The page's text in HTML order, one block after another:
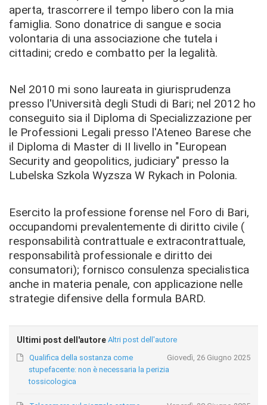
aperta, trascorrere il tempo libero con la mia
famiglia. Sono donatrice di sangue e socia
volontaria di una associazione che tutela i
cittadini; credo e combatto per la legalità.
Nel 2010 mi sono laureata in giurisprudenza
presso l'Università degli Studi di Bari; nel 2012 ho
conseguito sia il Diploma di Specializzazione per
le Professioni Legali presso l'Ateneo Barese che
il Diploma di Master di II livello in "European
Security and geopolitics, judiciary" presso la
Lubelska Szkola Wyzsza W Rykach in Polonia.
Esercito la professione forense nel Foro di Bari,
occupandomi prevalentemente di diritto civile (
responsabilità contrattuale e extracontrattuale,
responsabilità professionale e diritto dei
consumatori); fornisco consulenza specialistica
anche in materia penale, con applicazione nelle
strategie difensive della formula BARD.
Ultimi post dell'autore Altri post dell'autore
Giovedì, 26 Giugno 2025
Qualifica della sostanza come
stupefacente: non è necessaria la perizia
tossicologica